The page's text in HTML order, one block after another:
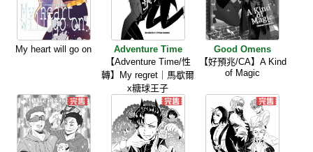
My heart will go on
Adventure Time
【Adventure Time/性
轉】My regret｜馬歇爾
x糖球王子
Good Omens
【好預兆/CA】A Kind
of Magic